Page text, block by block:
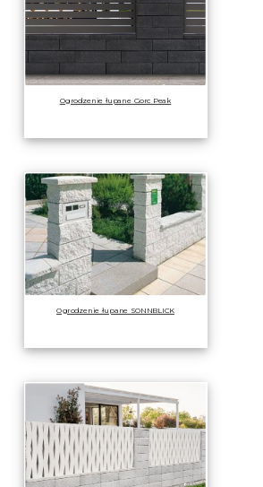
Ogrodzenie łupane Gorc Peak
Ogrodzenie łupane SONNBLICK